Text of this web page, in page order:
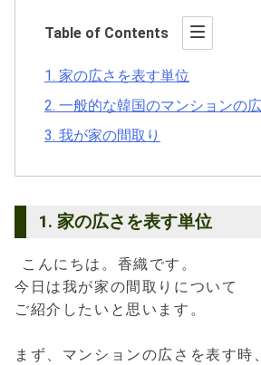
Table of Contents
1. 家の広さを表す単位
2. 一般的な韓国のマンションの
3. 我が家の間取り
1. 家の広さを表す単位
こんにちは。香織です。
今日は我が家の間取りについて
ご紹介したいと思います。
まず、マンションの広さを表す時、